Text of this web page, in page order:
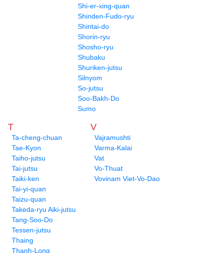
Shi-er-xing-quan
Shinden-Fudo-ryu
Shintai-do
Shorin-ryu
Shosho-ryu
Shubaku
Shuriken-jutsu
Silnyom
So-jutsu
Soo-Bakh-Do
Sumo
T
Ta-cheng-chuan
Tae-Kyon
Taiho-jutsu
Tai-jutsu
Taiki-ken
Tai-yi-quan
Taizu-quan
Takeda-ryu Aiki-jutsu
Tang-Soo-Do
Tessen-jutsu
Thaing
Thanh-Long
V
Vajramushti
Varma-Kalai
Vat
Vo-Thuat
Vovinam Viet-Vo-Dao